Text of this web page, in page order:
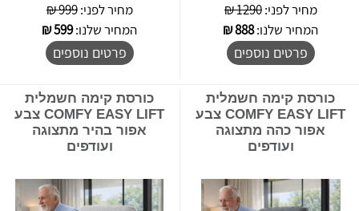
מחיר לפני:1290 ₪
המחיר שלנו:888
₪
פרטים נוספים
מחיר לפני:999 ₪
המחיר שלנו:599
₪
פרטים נוספים
כורסת קימה חשמלית
COMFY EASY LIFT צבע
אפור כהה מתצוגה
ועודפים
כורסת קימה חשמלית
COMFY EASY LIFT צבע
אפור בהיר מתצוגה
ועודפים